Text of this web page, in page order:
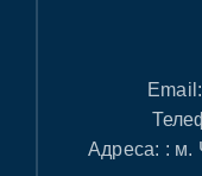
Адреса: : м.